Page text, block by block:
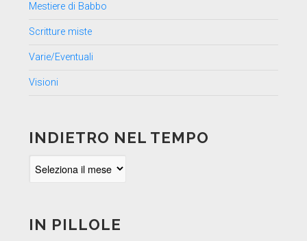
Mestiere di Babbo
Scritture miste
Varie/Eventuali
Visioni
INDIETRO NEL TEMPO
IN PILLOLE